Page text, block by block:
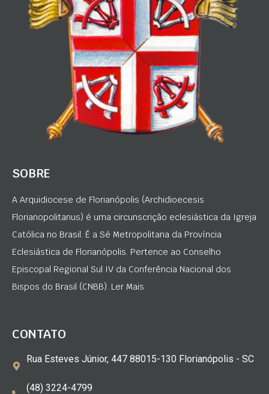
SOBRE
A Arquidiocese de Florianópolis (Archidioecesis
Florianopolitanus) é uma circunscrição eclesiástica da Igreja
Católica no Brasil. É a Sé Metropolitana da Província
Eclesiástica de Florianópolis. Pertence ao Conselho
Episcopal Regional Sul IV da Conferência Nacional dos
Bispos do Brasil (CNBB). Ler Mais
CONTATO
Rua Esteves Júnior, 447 88015-130 Florianópolis - SC
(48) 3224-4799